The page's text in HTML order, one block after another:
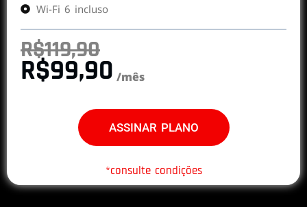
Wi-Fi 6 incluso
R$119,90
R$99,90 /mês
ASSINAR PLANO
*consulte condições